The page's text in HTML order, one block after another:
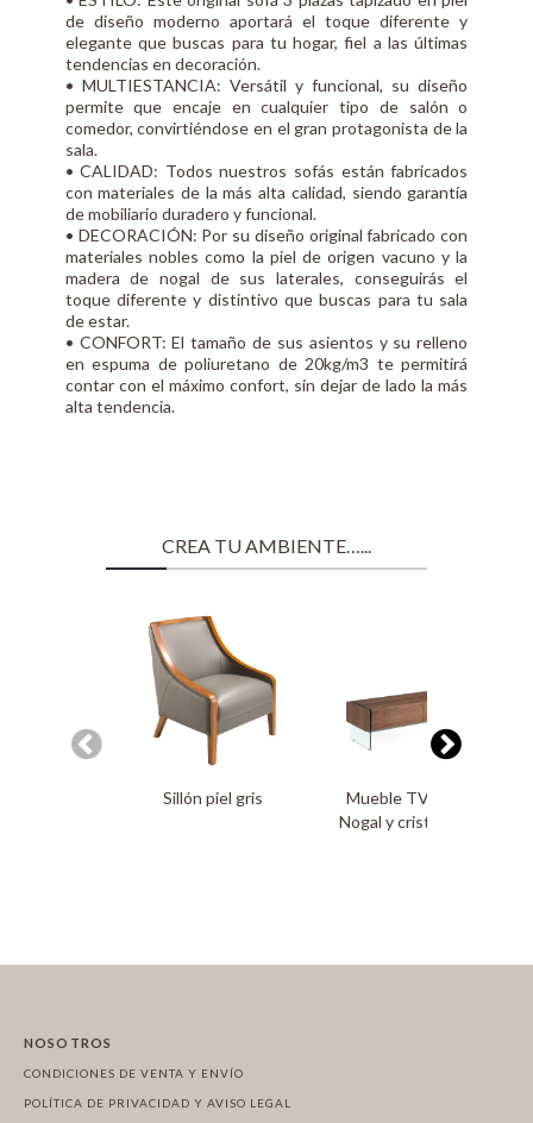
de diseño moderno aportará el toque diferente y
elegante que buscas para tu hogar, fiel a las últimas
tendencias en decoración.
• MULTIESTANCIA: Versátil y funcional, su diseño
permite que encaje en cualquier tipo de salón o
comedor, convirtiéndose en el gran protagonista de la
sala.
• CALIDAD: Todos nuestros sofás están fabricados
con materiales de la más alta calidad, siendo garantía
de mobiliario duradero y funcional.
• DECORACIÓN: Por su diseño original fabricado con
materiales nobles como la piel de origen vacuno y la
madera de nogal de sus laterales, conseguirás el
toque diferente y distintivo que buscas para tu sala
de estar.
• CONFORT: El tamaño de sus asientos y su relleno
en espuma de poliuretano de 20kg/m3 te permitirá
contar con el máximo confort, sin dejar de lado la más
alta tendencia.
CREA TU AMBIENTE…...
Sillón piel gris
Mueble TV de madera
Nogal y cristal templado
NOSOTROS
CONDICIONES DE VENTA Y ENVÍO
POLÍTICA DE PRIVACIDAD Y AVISO LEGAL